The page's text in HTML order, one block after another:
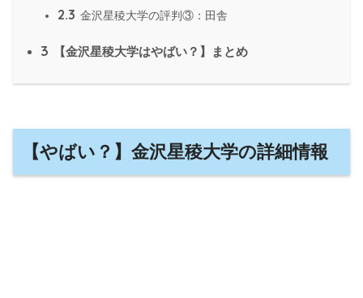
2.3 金沢星稜大学の評判③：田舎
3 【金沢星稜大学はやばい？】まとめ
【やばい？】金沢星稜大学の詳細情報